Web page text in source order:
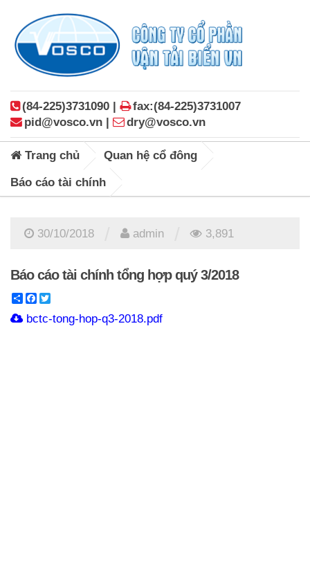
(84-225)3731090 |
fax:(84-225)3731007
pid@vosco.vn |
dry@vosco.vn
Trang chủ Quan hệ cổ đông
Báo cáo tài chính
30/10/2018 admin 3,891
Báo cáo tài chính tổng hợp quý 3/2018
ShareFacebook
bctc-tong-hop-q3-2018.pdf